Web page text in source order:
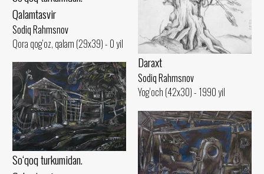
Daraxt
Sodiq Rahmsnov
Yog‘och (42x30) - 1990 yil
Qalamtasvir
Sodiq Rahmsnov
Qora qog‘oz, qalam (29x39) - 0 yil
So‘qoq turkumidan.